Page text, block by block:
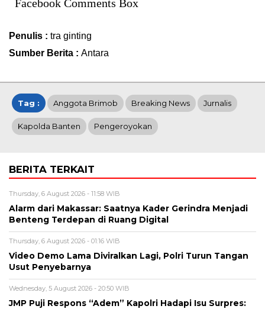
Facebook Comments Box
Penulis : tra ginting
Sumber Berita : Antara
Tag : Anggota Brimob Breaking News Jurnalis
Kapolda Banten Pengeroyokan
BERITA TERKAIT
Thursday, 6 August 2026 - 11:58 WIB
Alarm dari Makassar: Saatnya Kader Gerindra Menjadi
Benteng Terdepan di Ruang Digital
Thursday, 6 August 2026 - 01:16 WIB
Video Demo Lama Diviralkan Lagi, Polri Turun Tangan
Usut Penyebarnya
Wednesday, 5 August 2026 - 20:50 WIB
JMP Puji Respons “Adem” Kapolri Hadapi Isu Surpres: